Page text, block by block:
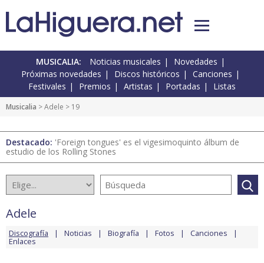
MUSICALIA: Noticias musicales
Novedades
Próximas novedades
Discos históricos
Canciones
Festivales
Premios Artistas Portadas Listas
Musicalia >Adele > 19
Destacado: 'Foreign tongues' es el vigesimoquinto álbum de
estudio de los Rolling Stones
Adele
Discografía Noticias Biografía Fotos Canciones
Enlaces